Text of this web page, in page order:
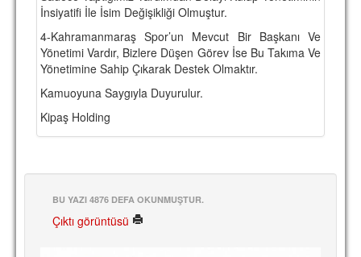
TARİHÇE
TARİHİ BAŞARILAR
BASINDAN
KUPA MAÇLARI
HAKKIMIZDA
MİSYON
İnsiyatifi İle İsim Değişikliği Olmuştur.
4-Kahramanmaraş Spor’un Mevcut Bir Başkanı Ve
Yönetimi Vardır, Bizlere Düşen Görev İse Bu Takıma Ve
Yönetimine Sahip Çıkarak Destek Olmaktır.
Kamuoyuna Saygıyla Duyurulur.
Kipaş Holding
BU YAZI 4876 DEFA OKUNMUŞTUR.
Çıktı görüntüsü